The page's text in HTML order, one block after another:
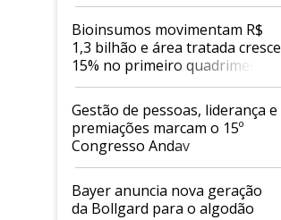
Bioinsumos movimentam R$
1,3 bilhão e área tratada cresce
15% no primeiro quadrimestre
de 2026
Gestão de pessoas, liderança e
premiações marcam o 15º
Congresso Andav
Bayer anuncia nova geração
da Bollgard para o algodão